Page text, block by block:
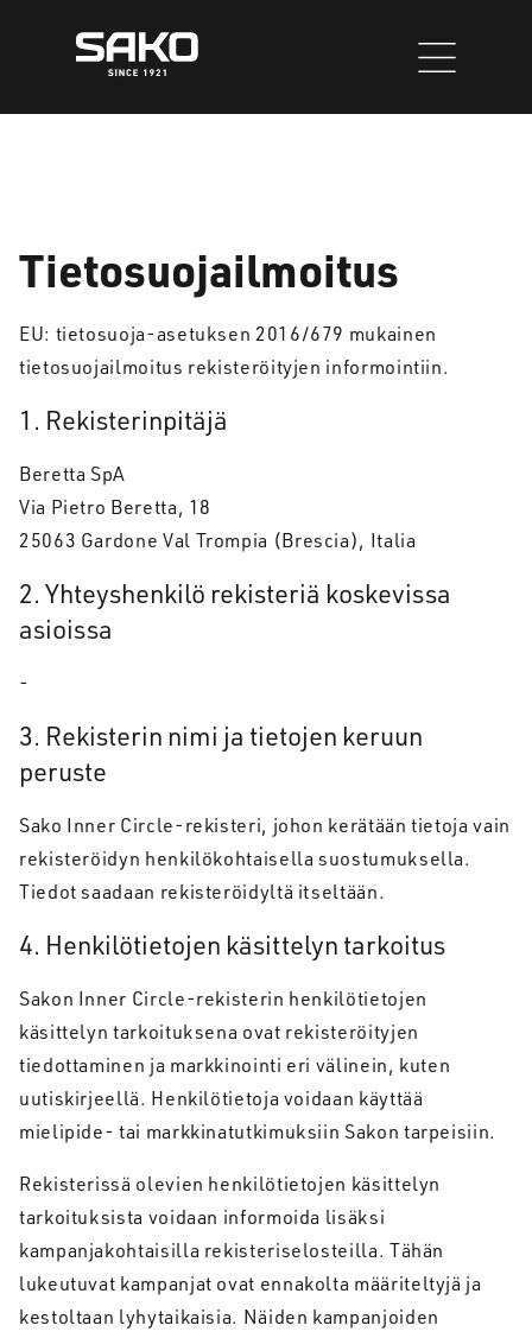
Tietosuojailmoitus
EU: tietosuoja-asetuksen 2016/679 mukainen
tietosuojailmoitus rekisteröityjen informointiin.
1. Rekisterinpitäjä
Beretta SpA
Via Pietro Beretta, 18
25063 Gardone Val Trompia (Brescia), Italia
2. Yhteyshenkilö rekisteriä koskevissa
asioissa
-
3. Rekisterin nimi ja tietojen keruun
peruste
Sako Inner Circle-rekisteri, johon kerätään tietoja vain
rekisteröidyn henkilökohtaisella suostumuksella.
Tiedot saadaan rekisteröidyltä itseltään.
4. Henkilötietojen käsittelyn tarkoitus
Sakon Inner Circle-rekisterin henkilötietojen
käsittelyn tarkoituksena ovat rekisteröityjen
tiedottaminen ja markkinointi eri välinein, kuten
uutiskirjeellä. Henkilötietoja voidaan käyttää
mielipide- tai markkinatutkimuksiin Sakon tarpeisiin.
Rekisterissä olevien henkilötietojen käsittelyn
tarkoituksista voidaan informoida lisäksi
kampanjakohtaisilla rekisteriselosteilla. Tähän
lukeutuvat kampanjat ovat ennakolta määriteltyjä ja
kestoltaan lyhytaikaisia. Näiden kampanjoiden